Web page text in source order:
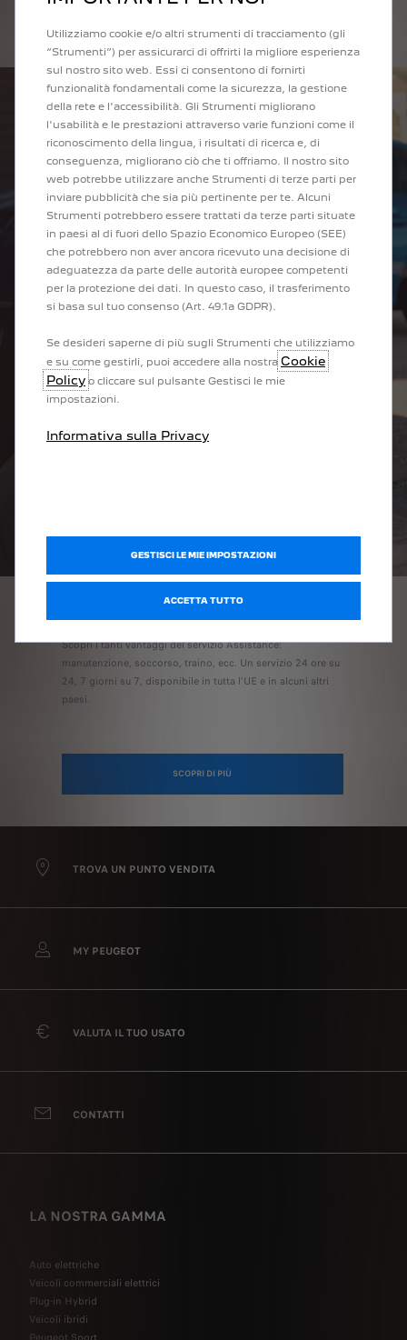
PEUGEOT ASSISTANCE
Scopri i tanti vantaggi del servizio Assistance:
manutenzione, soccorso, traino, ecc. Un servizio 24 ore su
24, 7 giorni su 7, disponibile in tutta l'UE e in alcuni altri
paesi.
SCOPRI DI PIÙ
TROVA UN PUNTO VENDITA
MY PEUGEOT
VALUTA IL TUO USATO
CONTATTI
LA NOSTRA GAMMA
Auto elettriche
Veicoli commerciali elettrici
Plug-in Hybrid
Veicoli ibridi
Utilizziamo cookie e/o altri strumenti di tracciamento (gli
“Strumenti”) per assicurarci di offrirti la migliore esperienza
sul nostro sito web. Essi ci consentono di fornirti
funzionalità fondamentali come la sicurezza, la gestione
della rete e l'accessibilità. Gli Strumenti migliorano
l'usabilità e le prestazioni attraverso varie funzioni come il
riconoscimento della lingua, i risultati di ricerca e, di
conseguenza, migliorano ciò che ti offriamo. Il nostro sito
web potrebbe utilizzare anche Strumenti di terze parti per
inviare pubblicità che sia più pertinente per te. Alcuni
Strumenti potrebbero essere trattati da terze parti situate
in paesi al di fuori dello Spazio Economico Europeo (SEE)
che potrebbero non aver ancora ricevuto una decisione di
adeguatezza da parte delle autorità europee competenti
per la protezione dei dati. In questo caso, il trasferimento
si basa sul tuo consenso (Art. 49.1a GDPR).
Se desideri saperne di più sugli Strumenti che utilizziamo
e su come gestirli, puoi accedere alla nostra Cookie
Policy o cliccare sul pulsante Gestisci le mie
impostazioni.
Informativa sulla Privacy
GESTISCI LE MIE IMPOSTAZIONI
ACCETTA TUTTO